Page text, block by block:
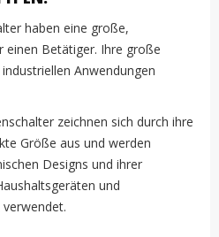
haben eine große,
einen Betätiger. Ihre große
Anwendungen
zeichnen sich durch ihre
Größe aus und werden
Designs und ihrer
und